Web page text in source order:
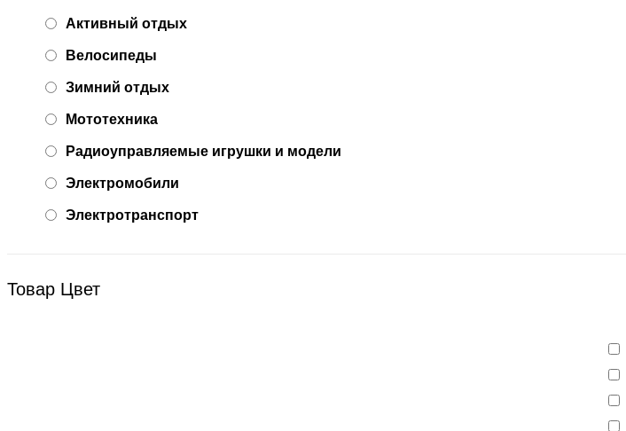
Активный отдых
Велосипеды
Зимний отдых
Мототехника
Радиоуправляемые игрушки и модели
Электромобили
Электротранспорт
Товар Цвет